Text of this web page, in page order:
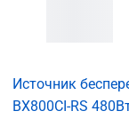
Источник
BX800CI-RS